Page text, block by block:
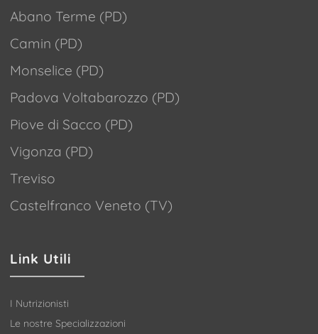
Abano Terme (PD)
Camin (PD)
Monselice (PD)
Padova Voltabarozzo (PD)
Piove di Sacco (PD)
Vigonza (PD)
Treviso
Castelfranco Veneto (TV)
Link Utili
I Nutrizionisti
Le nostre Specializzazioni